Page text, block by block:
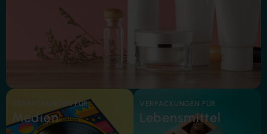
VERPACKUNGEN FÜR
Medien
VERPACKUNGEN FÜR
Lebensmittel